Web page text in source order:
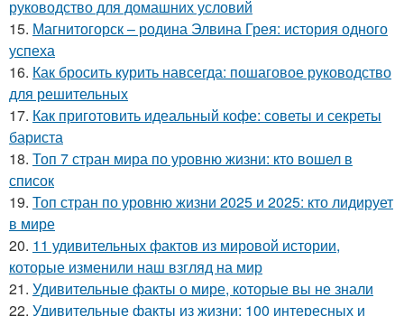
руководство для домашних условий
15. Магнитогорск – родина Элвина Грея: история одного
успеха
16. Как бросить курить навсегда: пошаговое руководство
для решительных
17. Как приготовить идеальный кофе: советы и секреты
бариста
18. Топ 7 стран мира по уровню жизни: кто вошел в
список
19. Топ стран по уровню жизни 2025 и 2025: кто лидирует
в мире
20. 11 удивительных фактов из мировой истории,
которые изменили наш взгляд на мир
21. Удивительные факты о мире, которые вы не знали
22. Удивительные факты из жизни: 100 интересных и